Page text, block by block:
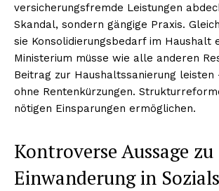
versicherungsfremde Leistungen
Skandal, sondern gängige Praxis.
sie Konsolidierungsbedarf im Haushalt
Ministerium müsse wie alle anderen
Beitrag zur Haushaltssanierung leisten
ohne Rentenkürzungen.
nötigen Einsparungen ermöglichen.
Kontroverse Aussage zu
Einwanderung in